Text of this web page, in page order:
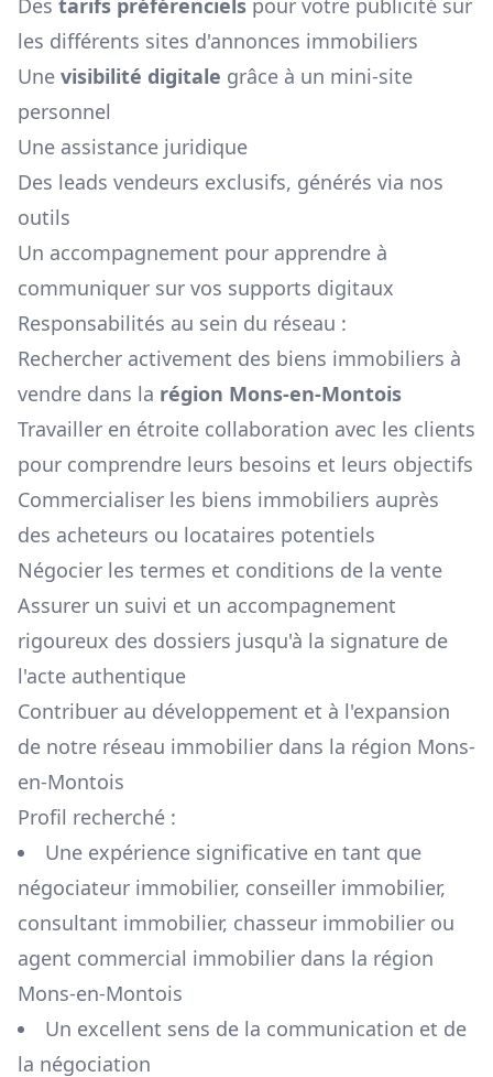
Des tarifs préférenciels pour votre publicité sur
les différents sites d'annonces immobiliers
Une visibilité digitale grâce à un mini-site
personnel
Une assistance juridique
Des leads vendeurs exclusifs, générés via nos
outils
Un accompagnement pour apprendre à
communiquer sur vos supports digitaux
Responsabilités au sein du réseau :
Rechercher activement des biens immobiliers à
vendre dans la région Mons-en-Montois
Travailler en étroite collaboration avec les clients
pour comprendre leurs besoins et leurs objectifs
Commercialiser les biens immobiliers auprès
des acheteurs ou locataires potentiels
Négocier les termes et conditions de la vente
Assurer un suivi et un accompagnement
rigoureux des dossiers jusqu'à la signature de
l'acte authentique
Contribuer au développement et à l'expansion
de notre réseau immobilier dans la région Mons-
en-Montois
Profil recherché :
Une expérience significative en tant que
négociateur immobilier, conseiller immobilier,
consultant immobilier, chasseur immobilier ou
agent commercial immobilier dans la région
Mons-en-Montois
Un excellent sens de la communication et de
la négociation